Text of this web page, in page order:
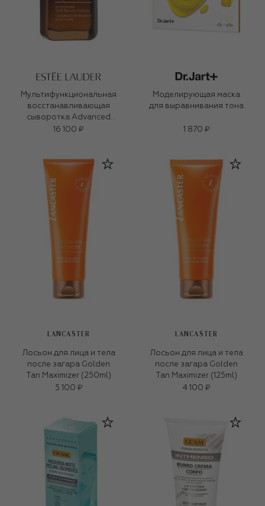
Мультифункциональная
восстанавливающая
сыворотка Advanced
Night Repair (50ml)
16 100 ₽
Моделирующая маска
для выравнивания тона
1 870 ₽
LANCASTER
Лосьон для лица и тела
после загара Golden
Tan Maximizer (250ml)
5 100 ₽
LANCASTER
Лосьон для лица и тела
после загара Golden
Tan Maximizer (125ml)
4 100 ₽